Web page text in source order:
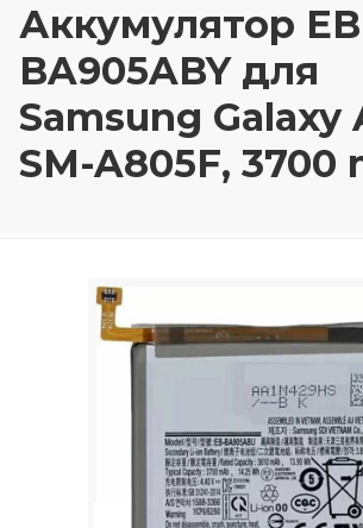
Аккумулятор
BA905ABY для
Samsung Galaxy
SM-A805F, 3700